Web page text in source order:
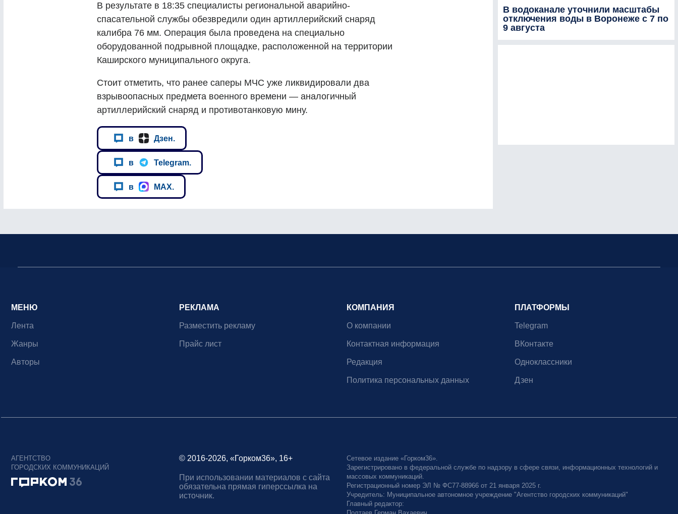
В результате в 18:35 специалисты региональной аварийно-
спасательной службы обезвредили один артиллерийский снаряд
калибра 76 мм. Операция была проведена на специально
оборудованной подрывной площадке, расположенной на территории
Каширского муниципального округа.
Стоит отметить, что ранее саперы МЧС уже ликвидировали два
взрывоопасных предмета военного времени — аналогичный
артиллерийский снаряд и противотанковую мину.
в Дзен.
в Telegram.
в MAX.
В водоканале уточнили масштабы
отключения воды в Воронеже с 7 по
9 августа
МЕНЮ
Лента
Жанры
Авторы
РЕКЛАМА
Разместить рекламу
Прайс лист
КОМПАНИЯ
О компании
Контактная информация
Редакция
Политика персональных данных
ПЛАТФОРМЫ
Telegram
ВКонтакте
Одноклассники
Дзен
АГЕНТСТВО
ГОРОДСКИХ КОММУНИКАЦИЙ
© 2016-2026, «Горком36», 16+
При использовании материалов с сайта
обязательна прямая гиперссылка на
источник.
Сетевое издание «Горком36».
Зарегистрировано в федеральной службе по надзору в сфере связи, информационных технологий и
массовых коммуникаций.
Регистрационный номер ЭЛ № ФС77-88966 от 21 января 2025 г.
Учредитель: Муниципальное автономное учреждение "Агентство городских коммуникаций"
Главный редактор: